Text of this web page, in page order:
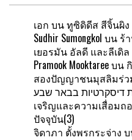
เอก บนทูซิดิดีส สีจิ้นผิ
Sudhir Sumongkol บน ร้
เยอรมัน อัลดี และลีเดิล
Pramook Mooktareeบน
สองปัญญาชนมุสลิมร่ว
เจริญและความเสื่อมถ
ปัจจุบัน(3)
จิดาภา ตั้งพรกระจ่าง